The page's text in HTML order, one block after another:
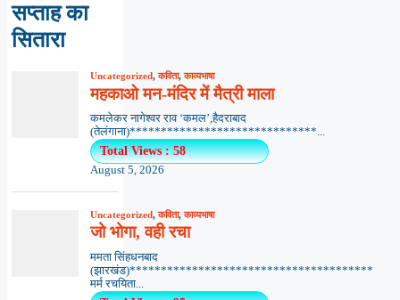
सप्ताह का
सितारा
Uncategorized,कविता,काव्यभाषा
महकाओ मन-मंदिर में मैत्री माला
कमलेकर नागेश्वर राव ‘कमल’,हैदराबाद
(तेलंगाना)******************************...
Total Views : 58
August 5, 2026
Uncategorized,कविता,काव्यभाषा
जो भोगा, वही रचा
ममता सिंहधनबाद
(झारखंड)***************************************
मर्म रचयिता...